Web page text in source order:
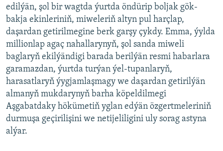
edilýän, şol bir wagtda ýurtda öndürip boljak gök-
bakja ekinleriniň, miweleriň altyn pul harçlap,
daşardan getirilmegine berk garşy çykdy. Emma, ýylda
millionlap agaç nahallarynyň, şol sanda miweli
baglaryň ekilýändigi barada berilýän resmi habarlara
garamazdan, ýurtda turýan ýel-tupanlaryň,
harasatlaryň ýygjamlaşmagy we daşardan getirilýän
almanyň mukdarynyň barha köpeldilmegi
Aşgabatdaky hökümetiň yglan edýän özgertmeleriniň
durmuşa geçirilişini we netijeliligini uly sorag astyna
alýar.